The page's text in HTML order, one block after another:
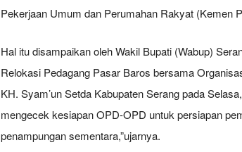
Pekerjaan Umum dan Perumahan Rakyat (Kemen
Hal itu disampaikan oleh Wakil Bupati (Wabup)
Relokasi Pedagang Pasar Baros bersama
KH. Syam’un Setda Kabupaten Serang pada
mengecek kesiapan OPD-OPD untuk persiapan
penampungan sementara,”ujarnya.